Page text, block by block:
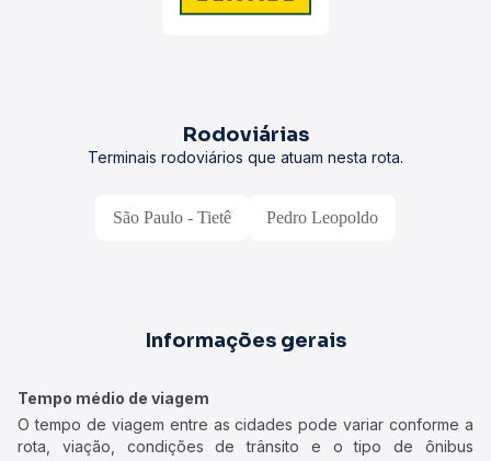
Rodoviárias
Terminais rodoviários que atuam nesta rota.
São Paulo - Tietê Pedro Leopoldo
Informações gerais
Tempo médio de viagem
O tempo de viagem entre as cidades pode variar conforme a
rota, viação, condições de trânsito e o tipo de ônibus